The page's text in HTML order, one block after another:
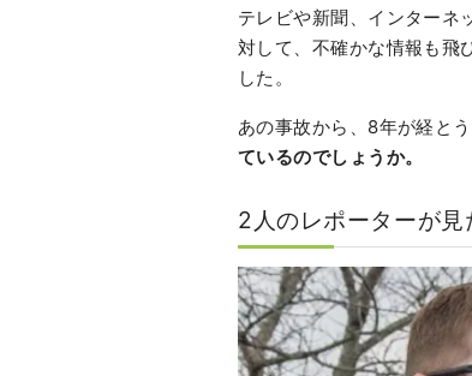
テレビや新聞、インターネ
対して、不確かな情報も飛
した。
あの事故から、8年が経とう
ているのでしょうか。
2人のレポーターが